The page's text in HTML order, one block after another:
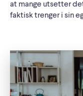
at mange utsetter
faktisk trenger i sin